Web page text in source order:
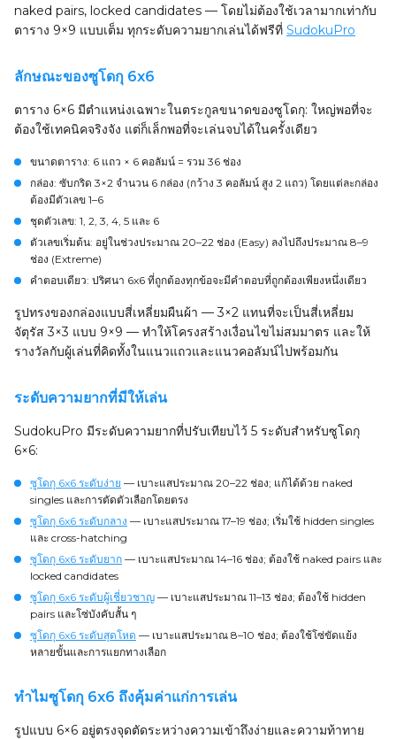
naked pairs, locked candidates — โดยไม่ต้องใช้เวลามากเท่ากับ
ตาราง 9×9 แบบเต็ม ทุกระดับความยากเล่นได้ฟรีที่ SudokuPro
ลักษณะของซูโดกุ 6x6
ตาราง 6×6 มีตำแหน่งเฉพาะในตระกูลขนาดของซูโดกุ: ใหญ่พอที่จะ
ต้องใช้เทคนิคจริงจัง แต่ก็เล็กพอที่จะเล่นจบได้ในครั้งเดียว
ขนาดตาราง: 6 แถว × 6 คอลัมน์ = รวม 36 ช่อง
กล่อง: ซับกริด 3×2 จำนวน 6 กล่อง (กว้าง 3 คอลัมน์ สูง 2 แถว) โดยแต่ละกล่อง
ต้องมีตัวเลข 1–6
ชุดตัวเลข: 1, 2, 3, 4, 5 และ 6
ตัวเลขเริ่มต้น: อยู่ในช่วงประมาณ 20–22 ช่อง (Easy) ลงไปถึงประมาณ 8–9
ช่อง (Extreme)
คำตอบเดียว: ปริศนา 6x6 ที่ถูกต้องทุกข้อจะมีคำตอบที่ถูกต้องเพียงหนึ่งเดียว
รูปทรงของกล่องแบบสี่เหลี่ยมผืนผ้า — 3×2 แทนที่จะเป็นสี่เหลี่ยม
จัตุรัส 3×3 แบบ 9×9 — ทำให้โครงสร้างเงื่อนไขไม่สมมาตร และให้
รางวัลกับผู้เล่นที่คิดทั้งในแนวแถวและแนวคอลัมน์ไปพร้อมกัน
ระดับความยากที่มีให้เล่น
SudokuPro มีระดับความยากที่ปรับเทียบไว้ 5 ระดับสำหรับซูโดกุ
6×6:
ซูโดกุ 6x6 ระดับง่าย — เบาะแสประมาณ 20–22 ช่อง; แก้ได้ด้วย naked
singles และการตัดตัวเลือกโดยตรง
ซูโดกุ 6x6 ระดับกลาง — เบาะแสประมาณ 17–19 ช่อง; เริ่มใช้ hidden singles
และ cross-hatching
ซูโดกุ 6x6 ระดับยาก — เบาะแสประมาณ 14–16 ช่อง; ต้องใช้ naked pairs และ
locked candidates
ซูโดกุ 6x6 ระดับผู้เชี่ยวชาญ — เบาะแสประมาณ 11–13 ช่อง; ต้องใช้ hidden
pairs และโซ่บังคับสั้น ๆ
ซูโดกุ 6x6 ระดับสุดโหด — เบาะแสประมาณ 8–10 ช่อง; ต้องใช้โซ่ขัดแย้ง
หลายขั้นและการแยกทางเลือก
ทำไมซูโดกุ 6x6 ถึงคุ้มค่าแก่การเล่น
รูปแบบ 6×6 อยู่ตรงจุดตัดระหว่างความเข้าถึงง่ายและความท้าทาย